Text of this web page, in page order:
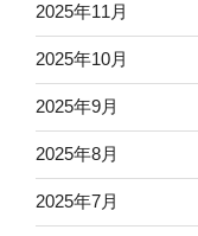
2025年11月
2025年10月
2025年9月
2025年8月
2025年7月